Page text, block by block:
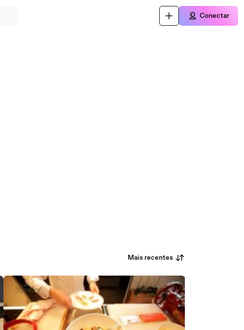
Conectar
Mais recentes